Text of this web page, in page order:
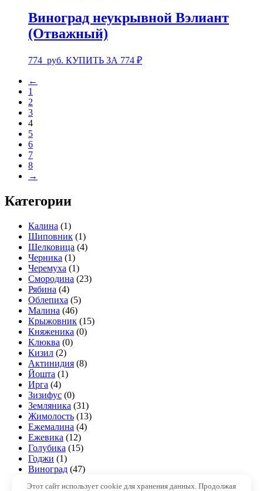
Виноград неукрывной Вэлиант
(Отважный)
774 руб. КУПИТЬ ЗА 774 ₽
←
1
2
3
4
5
6
7
8
→
Категории
Калина (1)
Шиповник (1)
Шелковица (4)
Черника (1)
Черемуха (1)
Смородина (23)
Рябина (4)
Облепиха (5)
Малина (46)
Крыжовник (15)
Княженика (0)
Клюква (0)
Кизил (2)
Актинидия (8)
Йошта (1)
Ирга (4)
Зизифус (0)
Земляника (31)
Жимолость (13)
Ежемалина (4)
Ежевика (12)
Голубика (15)
Годжи (1)
Виноград (47)
Этот сайт использует cookie для хранения данных. Продолжая